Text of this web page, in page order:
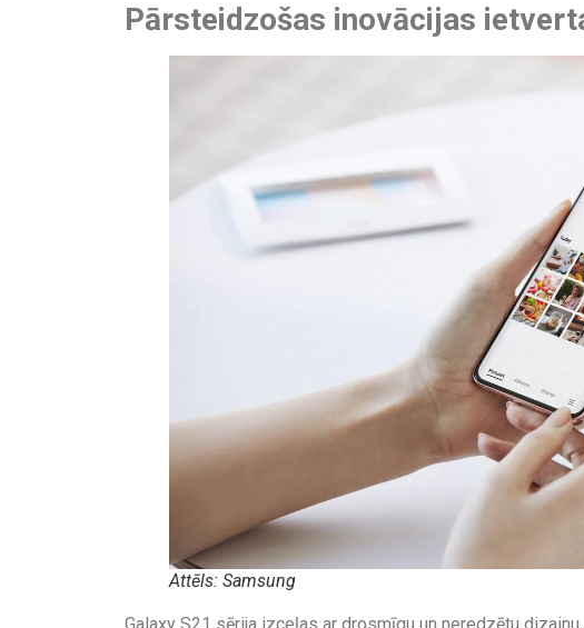
Pārsteidzošas inovācijas
Attēls: Samsung
Galaxy S21 sērija izceļas ar drosmīgu un neredzētu